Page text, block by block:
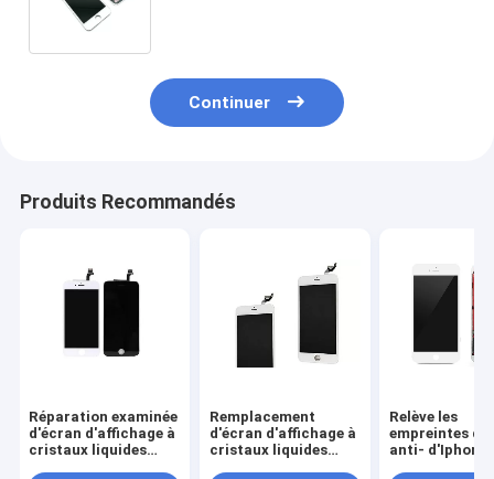
de contact d'iPod 5
Continuer
Produits Recommandés
Réparation examinée
d'écran d'affichage à
cristaux liquides
Remplacement
d'écran d'affichage à
cristaux liquides
Relève les
empreintes
anti- d'Iphone